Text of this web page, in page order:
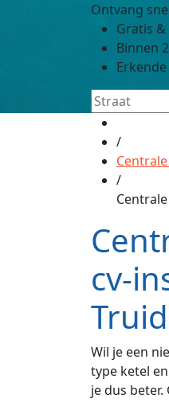
Ontvang
Gratis
Binnen
/
/
cv-
Wil je een
type ketel
je dus